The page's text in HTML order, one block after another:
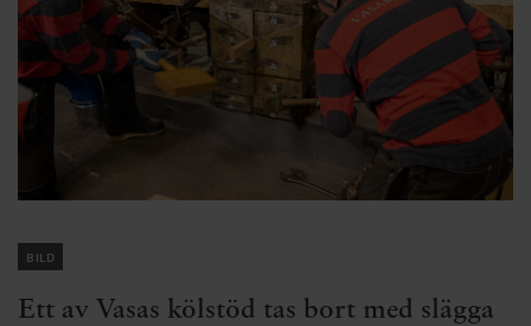
bild
Ett av Vasas kölstöd tas bort med slägga